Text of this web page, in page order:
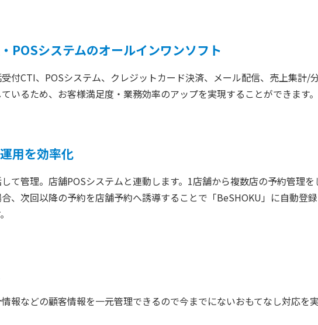
POSシステムのオールインワンソフト
付CTI、POSシステム、クレジットカード決済、メール配信、売上集計/
いるため、お客様満足度・業務効率のアップを実現することができます。
用を効率化
て管理。店舗POSシステムと連動します。1店舗から複数店の予約管理
、次回以降の予約を店舗予約へ誘導することで「BeSHOKU」に自動登
報などの顧客情報を一元管理できるので今までにないおもてなし対応を